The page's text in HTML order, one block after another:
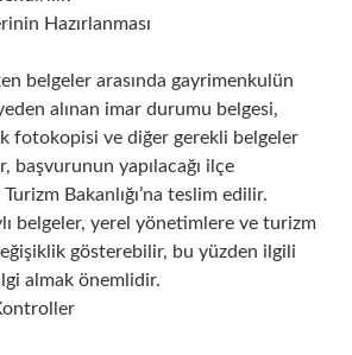
Hazırlanması
belgeler arasında gayrimenkulün
alınan imar durumu belgesi,
fotokopisi ve diğer gerekli belgeler
başvurunun yapılacağı ilçe
Bakanlığı’na teslim edilir.
belgeler, yerel yönetimlere ve turizm
gösterebilir, bu yüzden ilgili
almak önemlidir.